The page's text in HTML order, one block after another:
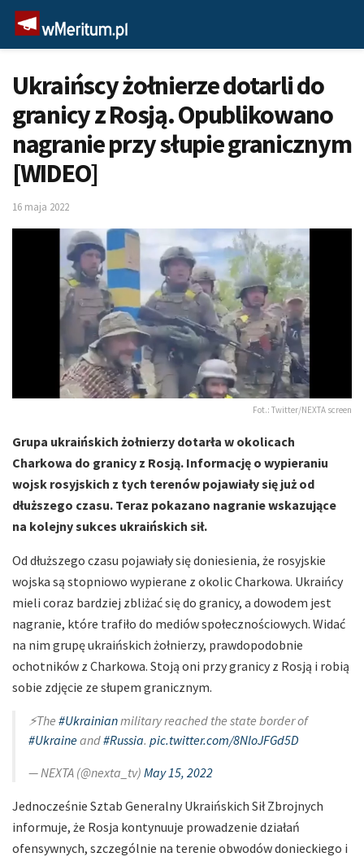
Ukraińscy żołnierze dotarli do
granicy z Rosją. Opublikowano
nagranie przy słupie granicznym
[WIDEO]
16 maja 2022
Fot.: Twitter/NEXTA screen
Grupa ukraińskich żołnierzy dotarła w okolicach
Charkowa do granicy z Rosją. Informację o wypieraniu
wojsk rosyjskich z tych terenów pojawiały się już od
dłuższego czasu. Teraz pokazano nagranie wskazujące
na kolejny sukces ukraińskich sił.
Od dłuższego czasu pojawiały się doniesienia, że rosyjskie
wojska są stopniowo wypierane z okolic Charkowa. Ukraińcy
mieli coraz bardziej zbliżać się do granicy, a dowodem jest
nagranie, które trafiło do mediów społecznościowych. Widać
na nim grupę ukraińskich żołnierzy, prawdopodobnie
ochotników z Charkowa. Stoją oni przy granicy z Rosją i robią
sobie zdjęcie ze słupem granicznym.
⚡️The #Ukrainianmilitary reached the state border of
#Ukraineand#Russia. pic.twitter.com/8NloJFGd5D
— NEXTA (@nexta_tv) May 15, 2022
Jednocześnie Sztab Generalny Ukraińskich Sił Zbrojnych
informuje, że Rosja kontynuuje prowadzenie działań
ofensywnych, szczególnie na terenie obwodów donieckiego i